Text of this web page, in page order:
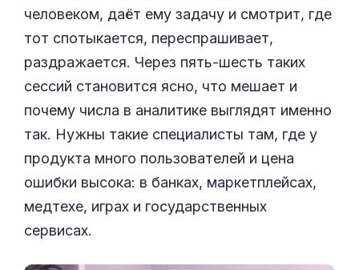
человеком, даёт ему задачу и смотрит, где
тот спотыкается, переспрашивает,
раздражается. Через пять-шесть таких
сессий становится ясно, что мешает и
почему числа в аналитике выглядят именно
так. Нужны такие специалисты там, где у
продукта много пользователей и цена
ошибки высока: в банках, маркетплейсах,
медтехе, играх и государственных
сервисах.